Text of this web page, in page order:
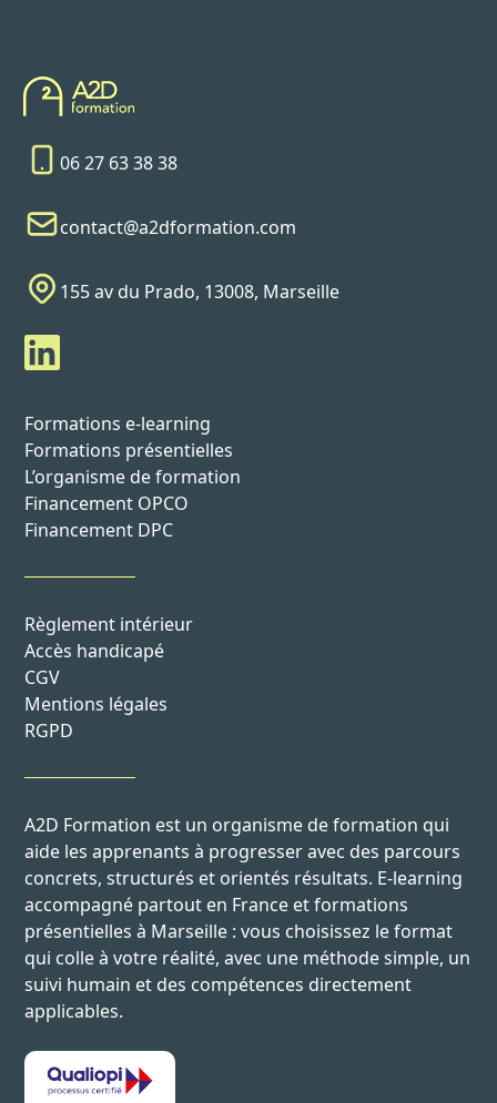
06 27 63 38 38
contact@a2dformation.com
155 av du Prado, 13008, Marseille
Formations e-learning
Formations présentielles
L’organisme de formation
Financement OPCO
Financement DPC
Règlement intérieur
Accès handicapé
CGV
Mentions légales
RGPD
A2D Formation est un organisme de formation qui
aide les apprenants à progresser avec des parcours
concrets, structurés et orientés résultats. E-learning
accompagné partout en France et formations
présentielles à Marseille : vous choisissez le format
qui colle à votre réalité, avec une méthode simple, un
suivi humain et des compétences directement
applicables.